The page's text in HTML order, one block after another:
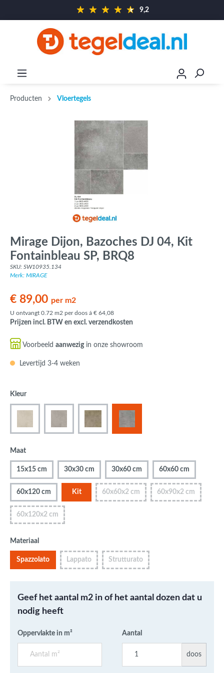
9,2
Producten Vloertegels
Mirage Dijon, Bazoches DJ 04, Kit
Fontainbleau SP, BRQ8
SKU: SW10935.134
Merk: MIRAGE
€ 89,00 per m2
U ontvangt 0.72 m2 per doos á € 64,08
Prijzen incl. BTW en excl. verzendkosten
Voorbeeld aanwezigin onze showroom
Levertijd 3-4 weken
Kleur
Maat
15x15 cm 30x30 cm 30x60 cm 60x60 cm
60x120 cm Kit 60x60x2 cm 60x90x2 cm
60x120x2 cm
Materiaal
Spazzolato Lappato Strutturato
Geef het aantal m2 in of het aantal dozen dat u
nodig heeft
Oppervlakte in m² Aantal
doos